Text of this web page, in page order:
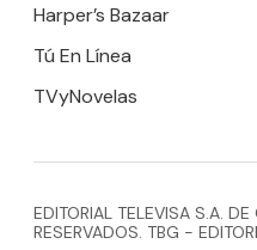
Harper’s Bazaar
Tú En Línea
TVyNovelas
EDITORIAL TELEVISA S.A.
RESERVADOS. TBG -